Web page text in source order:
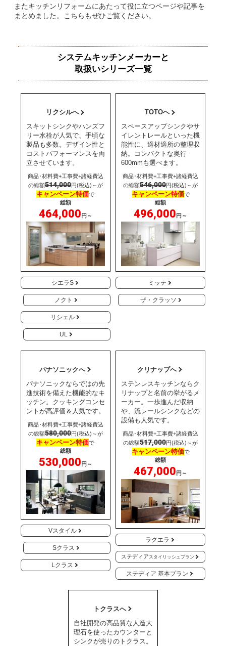
またキッチンリフォームにあたって役に立つページや記事を
まとめました。こちらもぜひご覧ください。
システムキッチンメーカーと
取扱いシリーズ一覧
リクシルへ
スキットシンクやハンズフ
リー水栓が人気で、手頃な
製品も多数。デザイン性と
コストパフォーマンスを両
立させています。
商品･材料費+工事費+諸経費込
の総額514,000円(税込)～が
キャンペーン特価で
総額
464,000 円～
シエラS
ノクト
リシェル
UL
TOTOへ
スペースアップシンクやサ
イレントレールといった機
能性に、適材適所の整理収
納。コンパクトな奥行
600mmも選べます。
商品･材料費+工事費+諸経費込
の総額546,000円(税込)～が
キャンペーン特価で
総額
496,000 円～
ミッテ
ザ・クラッソ
パナソニックへ
パナソニックならではの先
進技術を備えた機能的なキ
ッチン。クッキングコンセ
ントが高評価＆人気です。
商品･材料費+工事費+諸経費込
の総額580,000円(税込)～が
キャンペーン特価で
総額
530,000 円～
Vスタイル
Sクラス
Lクラス
クリナップへ
ステンレスキッチンならク
リナップと名前の挙がるメ
ーカー。一歩進んだ収納
や、流レールシンクなどの
設備も人気です。
商品･材料費+工事費+諸経費込
の総額517,000円(税込)～が
キャンペーン特価で
総額
467,000 円～
ラクエラ
ステディア スタイリッシュプラン
ステディア 基本プラン
トクラスへ
自社開発の高品質な人造大
理石を使ったカウンターと
シンクが売りのトクラス。